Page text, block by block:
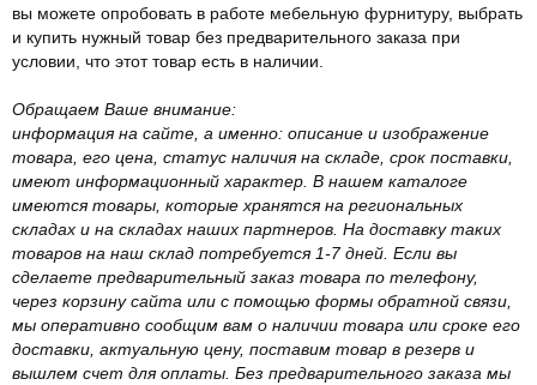
вы можете опробовать в работе мебельную фурнитуру, выбрать
и купить нужный товар без предварительного заказа при
условии, что этот товар есть в наличии.
Обращаем Ваше внимание:
информация на сайте, а именно: описание и изображение
товара, его цена, статус наличия на складе, срок поставки,
имеют информационный характер. В нашем каталоге
имеются товары, которые хранятся на региональных
складах и на складах наших партнеров. На доставку таких
товаров на наш склад потребуется 1-7 дней. Если вы
сделаете предварительный заказ товара по телефону,
через корзину сайта или с помощью формы обратной связи,
мы оперативно сообщим вам о наличии товара или сроке его
доставки, актуальную цену, поставим товар в резерв и
вышлем счет для оплаты. Без предварительного заказа мы